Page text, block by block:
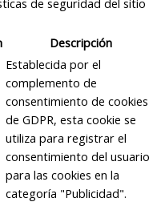
de seguridad del sitio
Descripción
Establecida por el
complemento de
consentimiento de cookies
de GDPR, esta cookie se
utiliza para registrar el
consentimiento del usuario
para las cookies en la
categoría "Publicidad".